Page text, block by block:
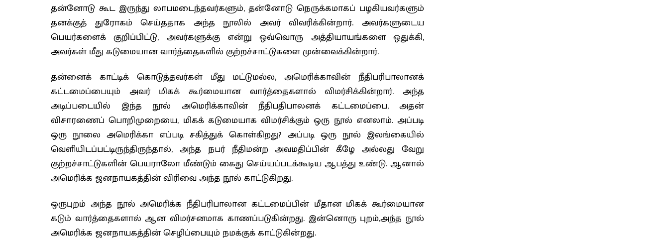
தன்னோடு கூட இருந்து லாபமடைந்தவர்களும், தன்னோடு நெருக்கமாகப் பழகியவர்களும்
தனக்குத் துரோகம் செய்ததாக அந்த நூலில் அவர் விவரிக்கின்றார். அவர்களுடைய
பெயர்களைக் குறிப்பிட்டு, அவர்களுக்கு என்று ஒவ்வொரு அத்தியாயங்களை ஒதுக்கி,
அவர்கள் மீது கடுமையான வார்த்தைகளில் குற்றச்சாட்டுகளை முன்வைக்கின்றார்.
தன்னைக் காட்டிக் கொடுத்தவர்கள் மீது மட்டுமல்ல, அமெரிக்காவின் நீதிபரிபாலானக்
கட்டமைப்பையும் அவர் மிகக் கூர்மையான வார்த்தைகளால் விமர்சிக்கின்றார். அந்த
அடிப்படையில் இந்த நூல் அமெரிக்காவின் நீதிபதிபாலனக் கட்டமைப்பை, அதன்
விசாரணைப் பொறிமுறையை, மிகக் கடுமையாக விமர்சிக்கும் ஒரு நூல் எனலாம். அப்படி
ஒரு நூலை அமெரிக்கா எப்படி சகித்துக் கொள்கிறது? அப்படி ஒரு நூல் இலங்கையில்
வெளியிடப்பட்டிருந்திருந்தால், அந்த நபர் நீதிமன்ற அவமதிப்பின் கீழே அல்லது வேறு
குற்றச்சாட்டுகளின் பெயராலோ மீண்டும் கைது செய்யப்படக்கூடிய ஆபத்து உண்டு. ஆனால்
அமெரிக்க ஜனநாயகத்தின் விரிவை அந்த நூல் காட்டுகிறது.
ஒருபுறம் அந்த நூல் அமெரிக்க நீதிபரிபாலான கட்டமைப்பின் மீதான மிகக் கூர்மையான
கடும் வார்த்தைகளால் ஆன விமர்சனமாக காணப்படுகின்றது. இன்னொரு புறம்,அந்த நூல்
அமெரிக்க ஜனநாயகத்தின் செழிப்பையும் நமக்குக் காட்டுகின்றது.